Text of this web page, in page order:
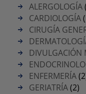
ALERGOLOGÍA
CARDIOLOGÍA
CIRUGÍA
DIVULGACIÓN
ENFERMERÍA
GERIATRÍA(2)